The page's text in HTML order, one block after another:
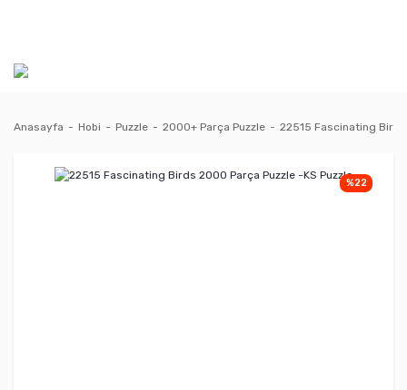
Anasayfa Hobi Puzzle 2000+ Parça Puzzle 22515 Fascinating
%22